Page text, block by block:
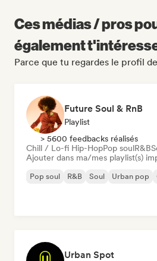
Ces médias / pros
également
Parce que tu regardes le profil
Future Soul & RnB
Playlist
> 5600 feedbacks réalisés
Chill / Lo-fi Hip-HopPop soulR&B
Ajouter dans ma/mes playlist(s)
Pop soul R&B Soul Urban pop
Urban Spot